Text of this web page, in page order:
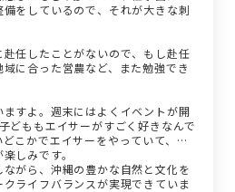
をしているので、それが大きな刺
任したことがないので、もし赴任
に合った営農など、また勉強でき
すよ。週末にはよくイベントが開
どももエイサーがすごく好きなんで
こかでエイサーをやっていて、子
しみです。
がら、沖縄の豊かな自然と文化を
ライフバランスが実現できていま